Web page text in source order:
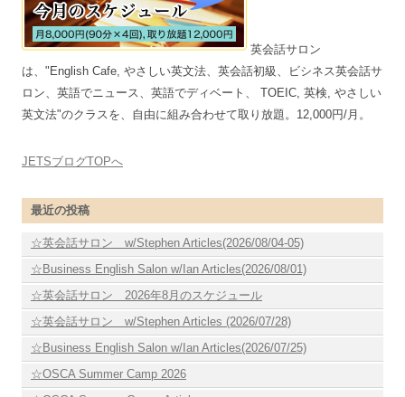
英会話サロン
は、"English Cafe, やさしい英文法、英会話初級、ビシネス英会話サ
ロン、英語でニュース、英語でディベート、 TOEIC, 英検, やさしい
英文法"のクラスを、自由に組み合わせて取り放題。12,000円/月。
JETSブログTOPへ
最近の投稿
☆英会話サロン w/Stephen Articles(2026/08/04-05)
☆Business English Salon w/Ian Articles(2026/08/01)
☆英会話サロン 2026年8月のスケジュール
☆英会話サロン w/Stephen Articles (2026/07/28)
☆Business English Salon w/Ian Articles(2026/07/25)
☆OSCA Summer Camp 2026